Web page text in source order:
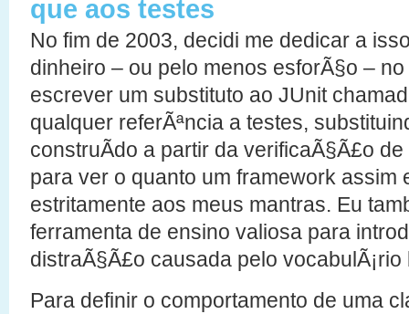
que aos testes
No fim de 2003, decidi me dedicar a
dinheiro – ou pelo menos esforÃ§o –
escrever um substituto ao JUnit
qualquer referÃªncia a testes,
construÃ­do a partir da verificaÃ§Ã£o
para ver o quanto um framework assim
estritamente aos meus mantras. Eu
ferramenta de ensino valiosa para
distraÃ§Ã£o causada pelo
Para definir o comportamento de uma